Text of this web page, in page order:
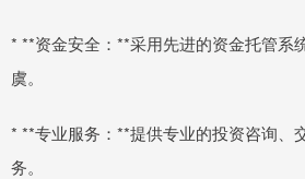
* **资金安全：**采用先进的资金托管系
虞。
* **专业服务：**提供专业的投资咨询、
务。